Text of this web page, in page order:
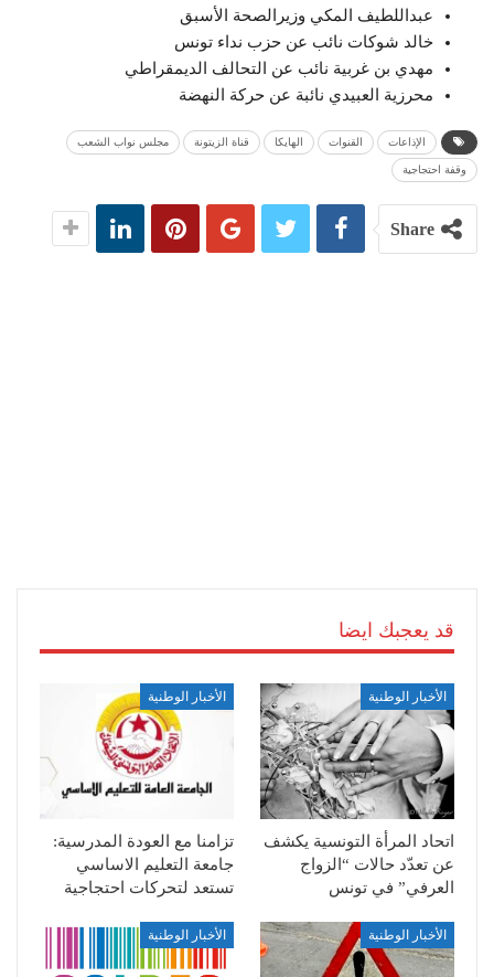
عبداللطيف المكي وزيرالصحة الأسبق
خالد شوكات نائب عن حزب نداء تونس
مهدي بن غربية نائب عن التحالف الديمقراطي
محرزية العبيدي نائبة عن حركة النهضة
الإذاعات القنوات الهايكا قناة الزيتونة مجلس نواب الشعب
وقفة احتجاجية
Share
قد يعجبك ايضا
الأخبار الوطنية
اتحاد المرأة التونسية يكشف
عن تعدّد حالات “الزواج
العرفي” في تونس
الأخبار الوطنية
تزامنا مع العودة المدرسية:
جامعة التعليم الاساسي
تستعد لتحركات احتجاجية
الأخبار الوطنية الأخبار الوطنية